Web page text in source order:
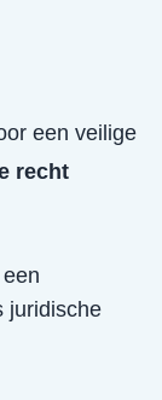
een veilige
recht
juridische